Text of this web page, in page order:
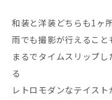
和装と洋装どちらも1ヶ
雨でも撮影が行えること
まるでタイムスリップ
る
レトロモダンなテイス